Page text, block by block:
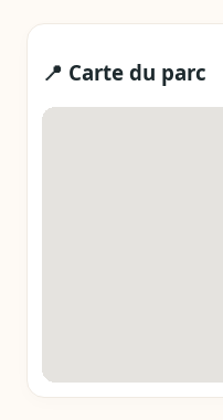
📍 Carte du parc